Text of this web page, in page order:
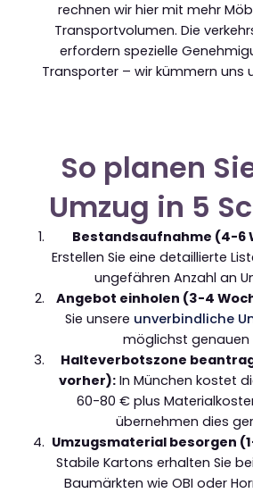
rechnen wir hier mit mehr
Transportvolumen. Die
erfordern spezielle
Transporter – wir kümmern uns
So planen
Umzug in 5
Bestandsaufnahme (4-6
Erstellen Sie eine detaillierte
ungefähren Anzahl an
Angebot einholen (3-4
Sie unsere unverbindliche
möglichst genauen
Halteverbotszone
vorher):In München kostet
60-80 € plus
übernehmen dies
Umzugsmaterial besorgen
Stabile Kartons erhalten Sie
Baumärkten wie OBI oder